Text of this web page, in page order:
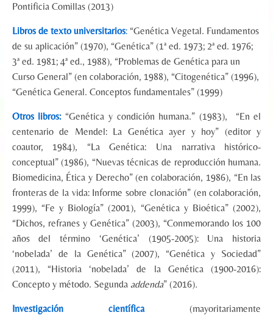
Pontificia Comillas (2013)
Libros de texto universitarios: “Genética Vegetal. Fundamentos
de su aplicación” (1970), “Genética” (1ª ed. 1973; 2ª ed. 1976;
3ª ed. 1981; 4ª ed., 1988), “Problemas de Genética para un
Curso General” (en colaboración, 1988), “Citogenética” (1996),
“Genética General. Conceptos fundamentales” (1999)
Otros libros:“Genética y condición humana.” (1983), “En el
centenario de Mendel: La Genética ayer y hoy” (editor y
coautor, 1984), “La Genética: Una narrativa histórico-
conceptual” (1986), “Nuevas técnicas de reproducción humana.
Biomedicina, Ética y Derecho” (en colaboración, 1986), “En las
fronteras de la vida: Informe sobre clonación” (en colaboración,
1999), “Fe y Biología” (2001), “Genética y Bioética” (2002),
“Dichos, refranes y Genética” (2003), “Conmemorando los 100
años del término ‘Genética’ (1905-2005): Una historia
‘nobelada’ de la Genética” (2007), “Genética y Sociedad”
(2011), “Historia ‘nobelada’ de la Genética (1900-2016):
Concepto y método. Segunda addenda” (2016).
Investigación científica(mayoritariamente